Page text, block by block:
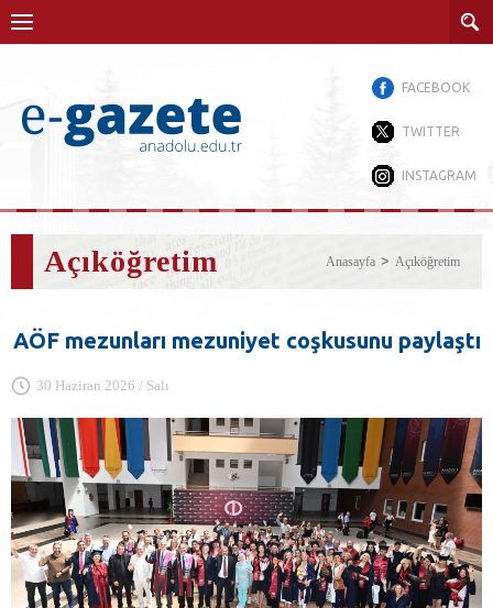
FACEBOOK
TWITTER
INSTAGRAM
Açıköğretim Anasayfa Açıköğretim
AÖF mezunları mezuniyet coşkusunu paylaştı
30 Haziran 2026 / Salı